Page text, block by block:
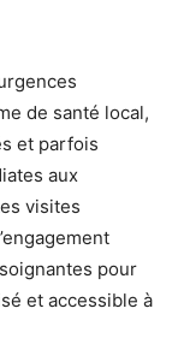
de santé local,
et parfois
aux
visites
pour
et accessible à